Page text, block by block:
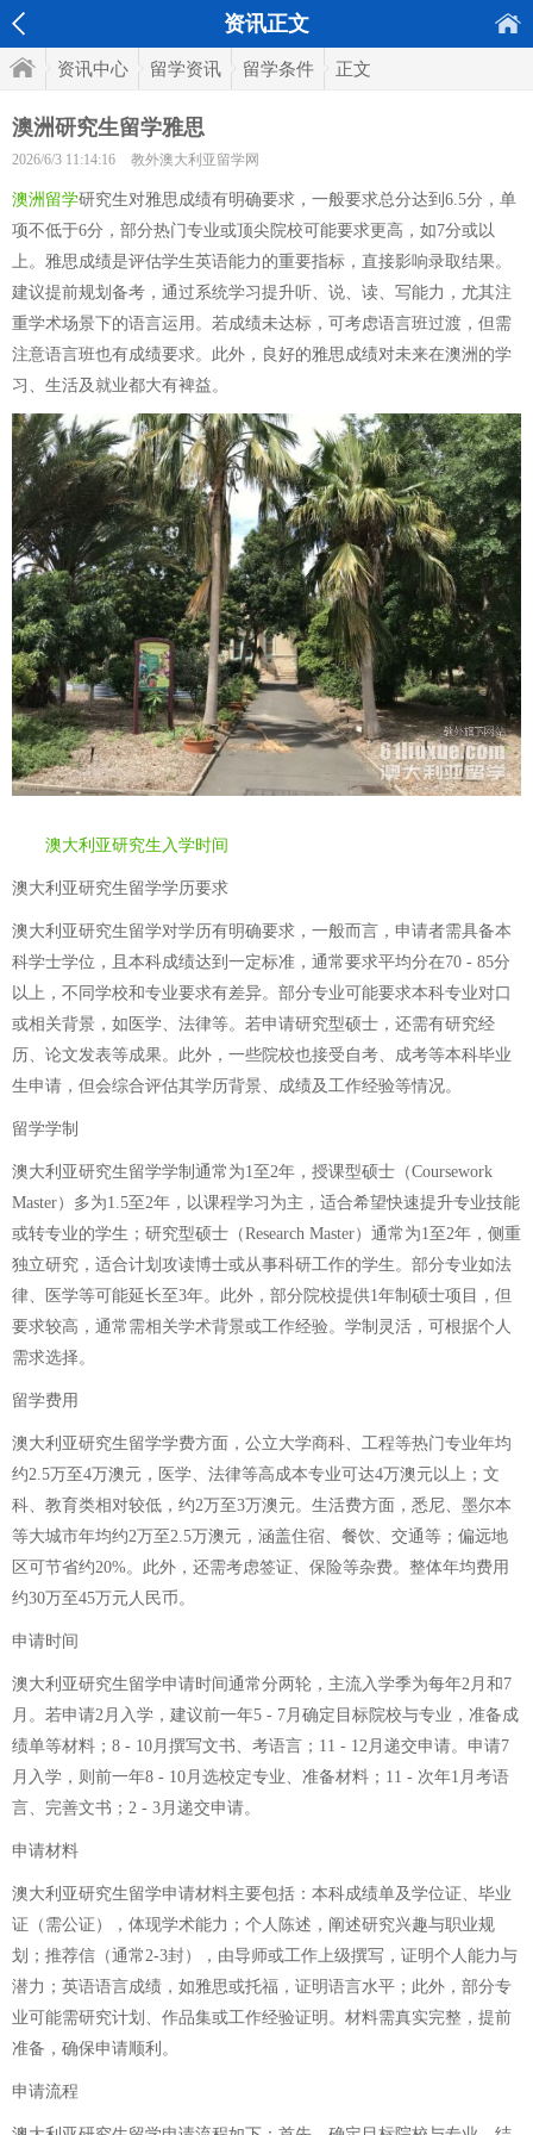
资讯正文
资讯中心 留学资讯 留学条件 正文
澳洲研究生留学雅思
2026/6/3 11:14:16 教外澳大利亚留学网
澳洲留学研究生对雅思成绩有明确要求，一般要求总分达到6.5分，单
项不低于6分，部分热门专业或顶尖院校可能要求更高，如7分或以
上。雅思成绩是评估学生英语能力的重要指标，直接影响录取结果。
建议提前规划备考，通过系统学习提升听、说、读、写能力，尤其注
重学术场景下的语言运用。若成绩未达标，可考虑语言班过渡，但需
注意语言班也有成绩要求。此外，良好的雅思成绩对未来在澳洲的学
习、生活及就业都大有裨益。
澳大利亚研究生入学时间
澳大利亚研究生留学学历要求
澳大利亚研究生留学对学历有明确要求，一般而言，申请者需具备本
科学士学位，且本科成绩达到一定标准，通常要求平均分在70 - 85分
以上，不同学校和专业要求有差异。部分专业可能要求本科专业对口
或相关背景，如医学、法律等。若申请研究型硕士，还需有研究经
历、论文发表等成果。此外，一些院校也接受自考、成考等本科毕业
生申请，但会综合评估其学历背景、成绩及工作经验等情况。
留学学制
澳大利亚研究生留学学制通常为1至2年，授课型硕士（Coursework
Master）多为1.5至2年，以课程学习为主，适合希望快速提升专业技能
或转专业的学生；研究型硕士（Research Master）通常为1至2年，侧重
独立研究，适合计划攻读博士或从事科研工作的学生。部分专业如法
律、医学等可能延长至3年。此外，部分院校提供1年制硕士项目，但
要求较高，通常需相关学术背景或工作经验。学制灵活，可根据个人
需求选择。
留学费用
澳大利亚研究生留学学费方面，公立大学商科、工程等热门专业年均
约2.5万至4万澳元，医学、法律等高成本专业可达4万澳元以上；文
科、教育类相对较低，约2万至3万澳元。生活费方面，悉尼、墨尔本
等大城市年均约2万至2.5万澳元，涵盖住宿、餐饮、交通等；偏远地
区可节省约20%。此外，还需考虑签证、保险等杂费。整体年均费用
约30万至45万元人民币。
申请时间
澳大利亚研究生留学申请时间通常分两轮，主流入学季为每年2月和7
月。若申请2月入学，建议前一年5 - 7月确定目标院校与专业，准备成
绩单等材料；8 - 10月撰写文书、考语言；11 - 12月递交申请。申请7
月入学，则前一年8 - 10月选校定专业、准备材料；11 - 次年1月考语
言、完善文书；2 - 3月递交申请。
申请材料
澳大利亚研究生留学申请材料主要包括：本科成绩单及学位证、毕业
证（需公证），体现学术能力；个人陈述，阐述研究兴趣与职业规
划；推荐信（通常2-3封），由导师或工作上级撰写，证明个人能力与
潜力；英语语言成绩，如雅思或托福，证明语言水平；此外，部分专
业可能需研究计划、作品集或工作经验证明。材料需真实完整，提前
准备，确保申请顺利。
申请流程